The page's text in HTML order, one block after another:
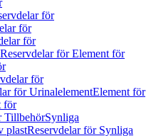
för
för
för
Reservdelar för Element för
för
för UrinalelementElement för
för
TillbehörSynliga
plastReservdelar för Synliga